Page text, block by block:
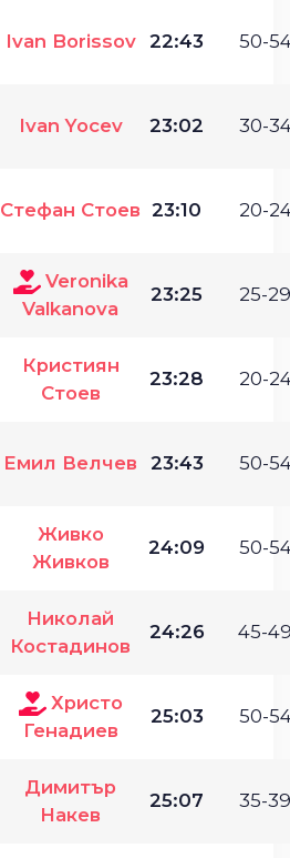
Ivan Borissov 22:43 50-
Ivan Yocev 23:02 30-
Стефан Стоев 23:10 20-
Veronika
Valkanova
23:25 25-
Кристиян
Стоев
23:28 20-
Емил Велчев 23:43 50-
Живко
Живков
24:09 50-
Николай
Костадинов
24:26 45-
Христо
Генадиев
25:03 50-
Димитър
Накев
25:07 35-